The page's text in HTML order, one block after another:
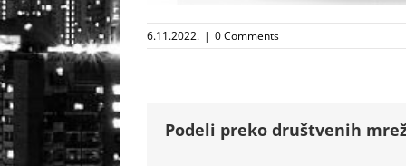
6.11.2022. | 0 Comments
Podeli preko društvenih